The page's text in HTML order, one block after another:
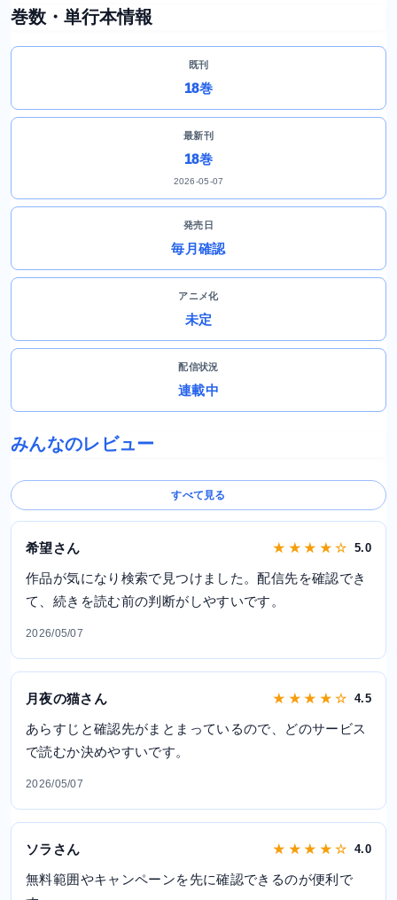
巻数・単行本情報
既刊
18巻
最新刊
18巻
2026-05-07
発売日
毎月確認
アニメ化
未定
配信状況
連載中
みんなのレビュー
すべて見る
希望さん ★ ★ ★ ★ ☆ 5.0
作品が気になり検索で見つけました。配信先を確認でき
て、続きを読む前の判断がしやすいです。
2026/05/07
月夜の猫さん ★ ★ ★ ★ ☆ 4.5
あらすじと確認先がまとまっているので、どのサービス
で読むか決めやすいです。
2026/05/07
ソラさん ★ ★ ★ ★ ☆ 4.0
無料範囲やキャンペーンを先に確認できるのが便利で